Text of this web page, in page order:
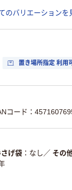
のバリエーションを
置き場所指定 利用
コード：
げ袋 なし ／ その